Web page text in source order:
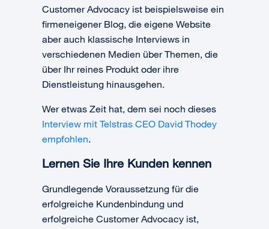
Customer Advocacy ist beispielsweise ein
firmeneigener Blog, die eigene Website
aber auch klassische Interviews in
verschiedenen Medien über Themen, die
über Ihr reines Produkt oder ihre
Dienstleistung hinausgehen.
Wer etwas Zeit hat, dem sei noch dieses
Interview mit Telstras CEO David Thodey
empfohlen.
Lernen Sie Ihre Kunden kennen
Grundlegende Voraussetzung für die
erfolgreiche Kundenbindung und
erfolgreiche Customer Advocacy ist,